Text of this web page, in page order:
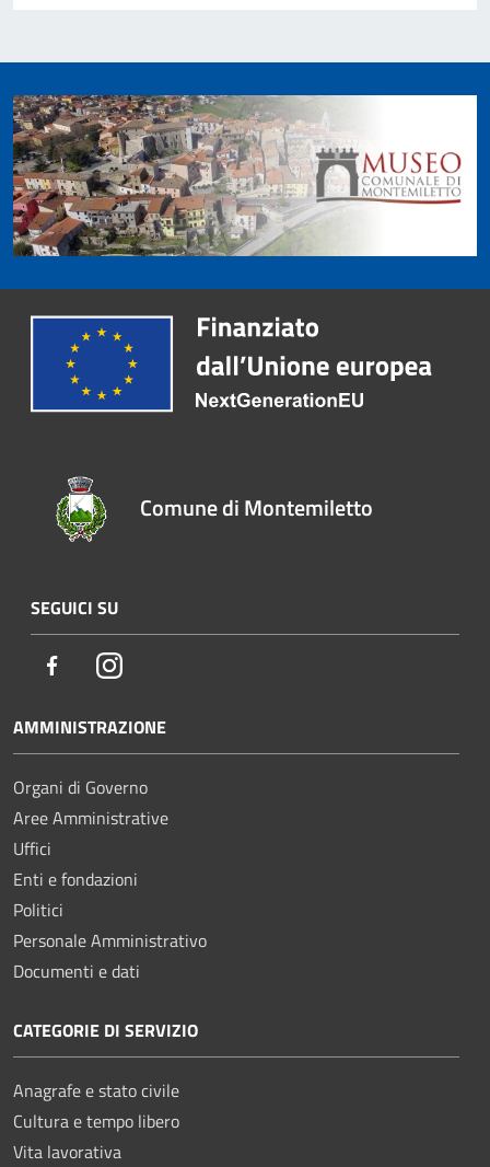
Comune di Montemiletto
SEGUICI SU
FacebookInstagram
AMMINISTRAZIONE
Organi di Governo
Aree Amministrative
Uffici
Enti e fondazioni
Politici
Personale Amministrativo
Documenti e dati
CATEGORIE DI SERVIZIO
Anagrafe e stato civile
Cultura e tempo libero
Vita lavorativa